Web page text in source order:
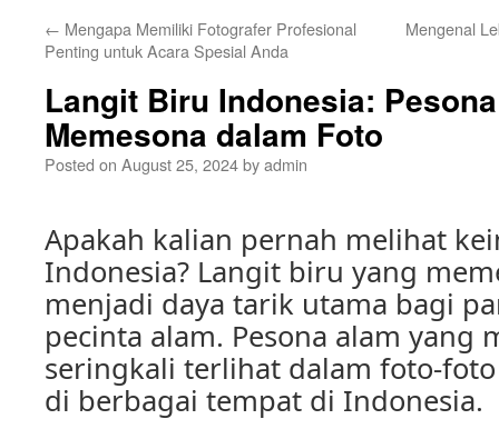
← Mengapa Memiliki Fotografer Profesional
Penting untuk Acara Spesial Anda
Mengenal
Langit Biru Indonesia:
Memesona dalam Foto
Posted on August 25, 2024byadmin
Apakah kalian pernah melihat
Indonesia? Langit biru yang
menjadi daya tarik utama bagi
pecinta alam. Pesona alam yang
seringkali terlihat dalam foto-
di berbagai tempat di Indonesia.